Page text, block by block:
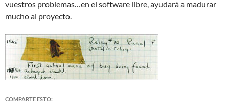
vuestros problemas…en el software libre, ayudará a madurar
mucho al proyecto.
COMPARTE ESTO: